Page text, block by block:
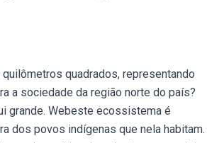
quadrados, representando
a sociedade da região norte do país?
grande. Webeste ecossistema é
dos povos indígenas que nela habitam.